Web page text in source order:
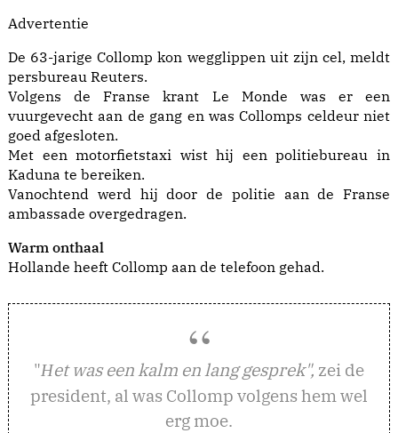
Advertentie
De 63-jarige Collomp kon wegglippen uit zijn cel, meldt
persbureau Reuters.
Volgens de Franse krant Le Monde was er een
vuurgevecht aan de gang en was Collomps celdeur niet
goed afgesloten.
Met een motorfietstaxi wist hij een politiebureau in
Kaduna te bereiken.
Vanochtend werd hij door de politie aan de Franse
ambassade overgedragen.
Warm onthaal
Hollande heeft Collomp aan de telefoon gehad.
"Het was een kalm en lang gesprek", zei de
president, al was Collomp volgens hem wel
erg moe.